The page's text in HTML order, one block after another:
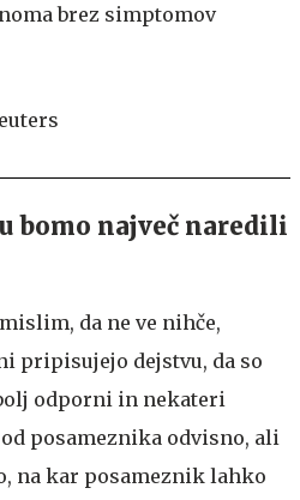
brez simptomov
bomo največ naredili
da ne ve nihče,
pripisujejo dejstvu, da so
odporni in nekateri
posameznika odvisno, ali
na kar posameznik lahko